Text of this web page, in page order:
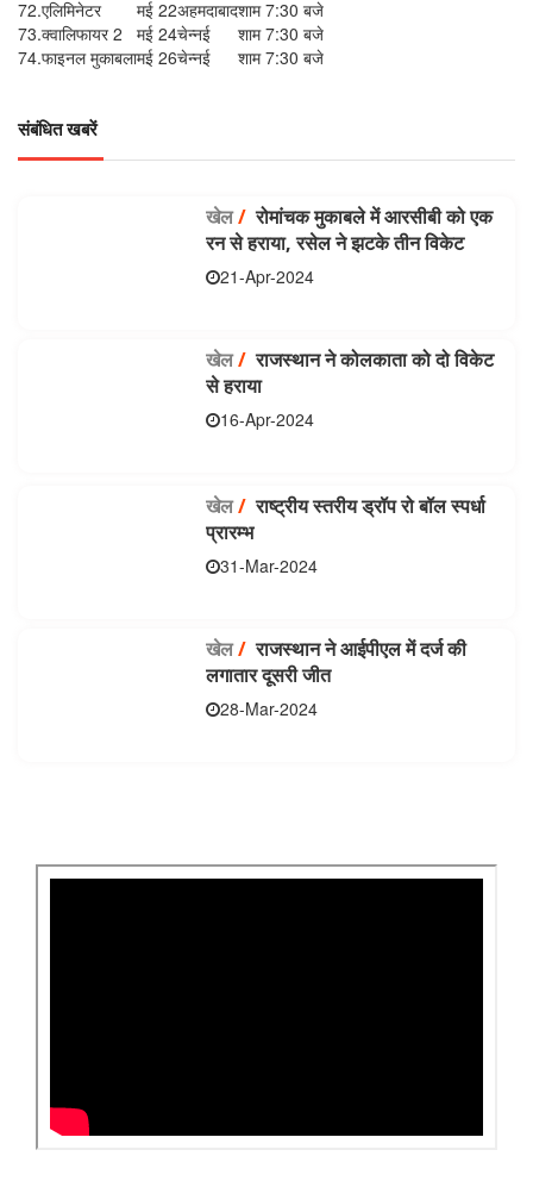
72.एलिमिनेटर मई 22अहमदाबादशाम 7:30 बजे
73.क्वालिफायर 2 मई 24चेन्नई
शाम 7:30 बजे
74.फाइनल मुकाबलामई 26चेन्नई शाम 7:30 बजे
संबंधित खबरें
खेल/रोमांचक मुकाबले में आरसीबी को एक
रन से हराया, रसेल ने झटके तीन विकेट
21-Apr-2024
खेल/राजस्थान ने कोलकाता को दो विकेट
से हराया
16-Apr-2024
खेल/राष्ट्रीय स्तरीय ड्रॉप रो बॉल स्पर्धा
प्रारम्भ
31-Mar-2024
खेल/राजस्थान ने आईपीएल में दर्ज की
लगातार दूसरी जीत
28-Mar-2024